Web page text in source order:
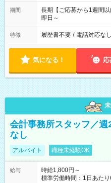
期間
長期【ご応募から1週間
即日～
特徴 履歴書不要 / 電話対応なし
気になる！ 応
会計事務所スタッフ／
なし
アルバイト 職種未経験OK
給与
時給1,800円～
標準労働時間：1日あたり6時間 【試用期間】試用期